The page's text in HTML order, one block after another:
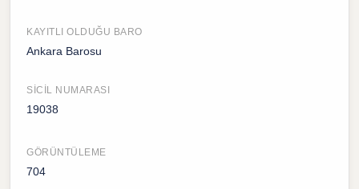
KAYITLI OLDUĞU BARO
Ankara Barosu
SICIL NUMARASI
19038
GÖRÜNTÜLEME
704